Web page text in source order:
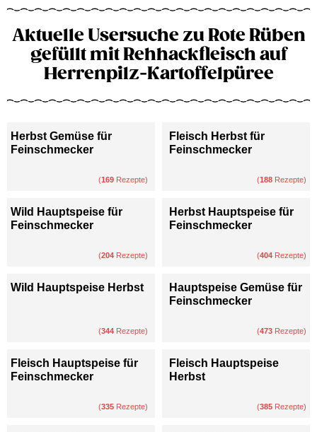
Aktuelle Usersuche zu Rote Rüben
gefüllt mit Rehhackfleisch auf
Herrenpilz-Kartoffelpüree
Herbst Gemüse für
Feinschmecker
(169 Rezepte)
Fleisch Herbst für
Feinschmecker
(188 Rezepte)
Wild Hauptspeise für
Feinschmecker
(204 Rezepte)
Herbst Hauptspeise für
Feinschmecker
(404 Rezepte)
Wild Hauptspeise Herbst
(344 Rezepte)
Hauptspeise Gemüse für
Feinschmecker
(473 Rezepte)
Fleisch Hauptspeise für
Feinschmecker
(335 Rezepte)
Fleisch Hauptspeise
Herbst
(385 Rezepte)